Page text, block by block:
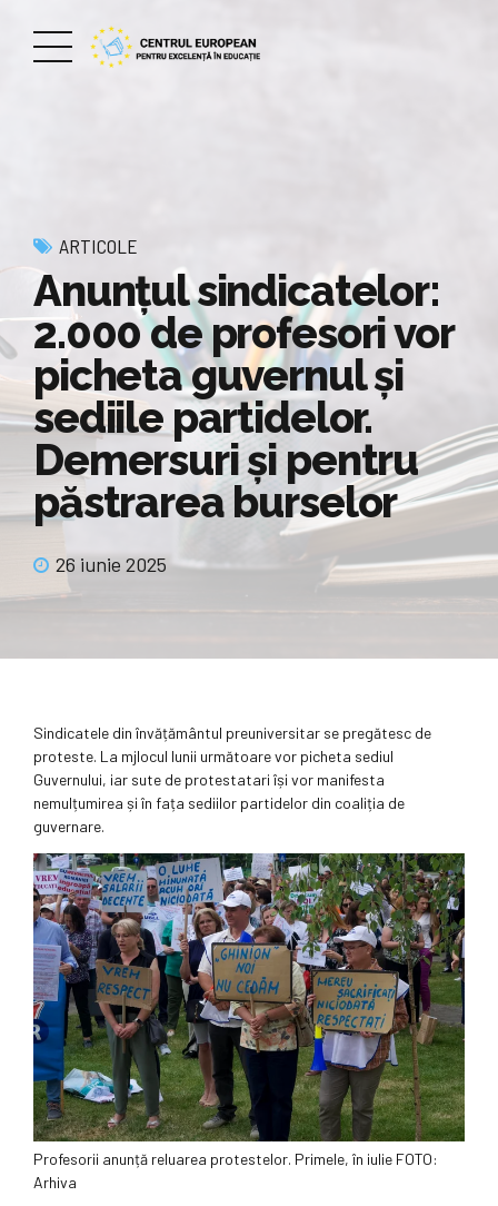
ARTICOLE
Anunțul sindicatelor:
2.000 de profesori vor
picheta guvernul și
sediile partidelor.
Demersuri și pentru
păstrarea burselor
26 iunie 2025
Sindicatele din învățământul preuniversitar se pregătesc de
proteste. La mjlocul lunii următoare vor picheta sediul
Guvernului, iar sute de protestatari își vor manifesta
nemulțumirea și în fața sediilor partidelor din coaliția de
guvernare.
Profesorii anunță reluarea protestelor. Primele, în iulie FOTO:
Arhiva